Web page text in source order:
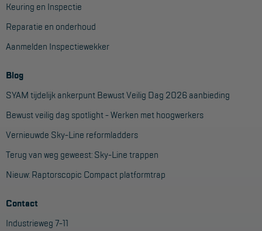
Keuring en Inspectie
Reparatie en onderhoud
Aanmelden Inspectiewekker
Blog
SYAM tijdelijk ankerpunt Bewust Veilig Dag 2026 aanbieding
Bewust veilig dag spotlight - Werken met hoogwerkers
Vernieuwde Sky-Line reformladders
Terug van weg geweest: Sky-Line trappen
Nieuw: Raptorscopic Compact platformtrap
Contact
Industrieweg 7-11